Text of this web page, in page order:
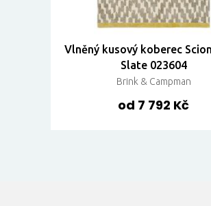
Vlněný kusový koberec
Slate 023604
Brink & Campman
od 7 792 Kč